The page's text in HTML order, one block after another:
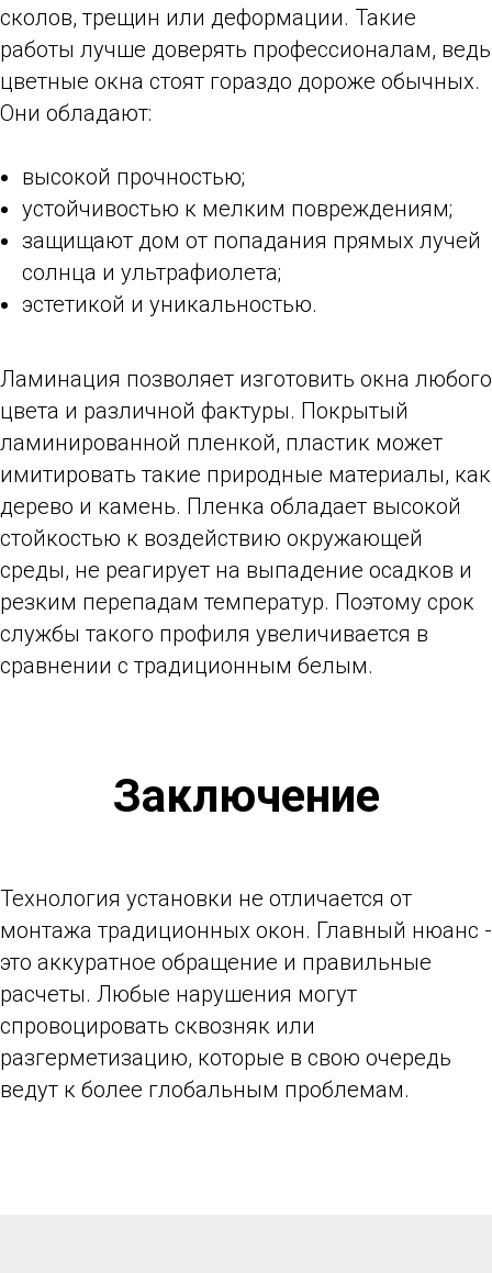
сколов, трещин или деформации. Такие
работы лучше доверять профессионалам, ведь
цветные окна стоят гораздо дороже обычных.
Они обладают:
высокой прочностью;
устойчивостью к мелким повреждениям;
защищают дом от попадания прямых лучей
солнца и ультрафиолета;
эстетикой и уникальностью.
Ламинация позволяет изготовить окна любого
цвета и различной фактуры. Покрытый
ламинированной пленкой, пластик может
имитировать такие природные материалы, как
дерево и камень. Пленка обладает высокой
стойкостью к воздействию окружающей
среды, не реагирует на выпадение осадков и
резким перепадам температур. Поэтому срок
службы такого профиля увеличивается в
сравнении с традиционным белым.
Заключение
Технология установки не отличается от
монтажа традиционных окон. Главный нюанс -
это аккуратное обращение и правильные
расчеты. Любые нарушения могут
спровоцировать сквозняк или
разгерметизацию, которые в свою очередь
ведут к более глобальным проблемам.